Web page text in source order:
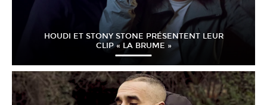
HOUDI ET STONY STONE PRÉSENTENT LEUR
CLIP « LA BRUME »